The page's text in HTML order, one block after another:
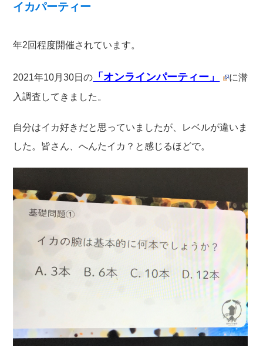
イカパーティー
年2回程度開催されています。
2021年10月30日の 「オンラインパーティー」
に潜
入調査してきました。
自分はイカ好きだと思っていましたが、レベルが違いま
した。皆さん、へんたイカ？と感じるほどで。